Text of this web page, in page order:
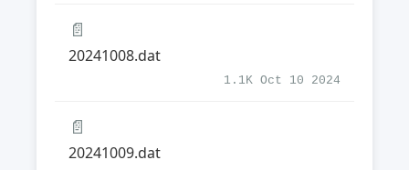
📄
20241008.dat
1.1K Oct 10 2024
📄
20241009.dat